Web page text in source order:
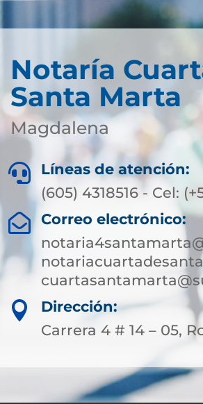
Notaría
Santa Marta
Magdalena

Líneas de atención:
(605) 4318516 - Cel:

Correo electrónico:

Dirección:
Carrera 4 # 14 – 05,